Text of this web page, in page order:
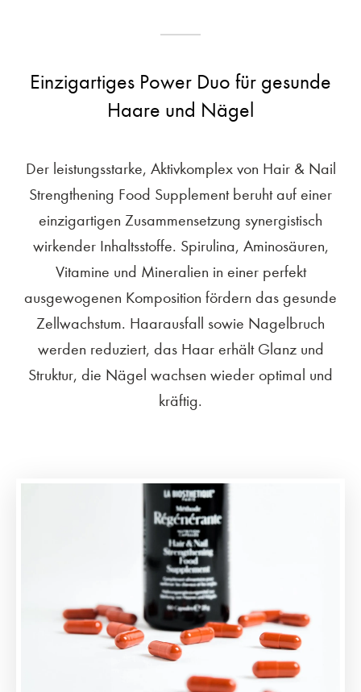
Einzigartiges Power Duo für gesunde
Haare und Nägel
Der leistungsstarke, Aktivkomplex von Hair & Nail
Strengthening Food Supplement beruht auf einer
einzigartigen Zusammensetzung synergistisch
wirkender Inhaltsstoffe. Spirulina, Aminosäuren,
Vitamine und Mineralien in einer perfekt
ausgewogenen Komposition fördern das gesunde
Zellwachstum. Haarausfall sowie Nagelbruch
werden reduziert, das Haar erhält Glanz und
Struktur, die Nägel wachsen wieder optimal und
kräftig.